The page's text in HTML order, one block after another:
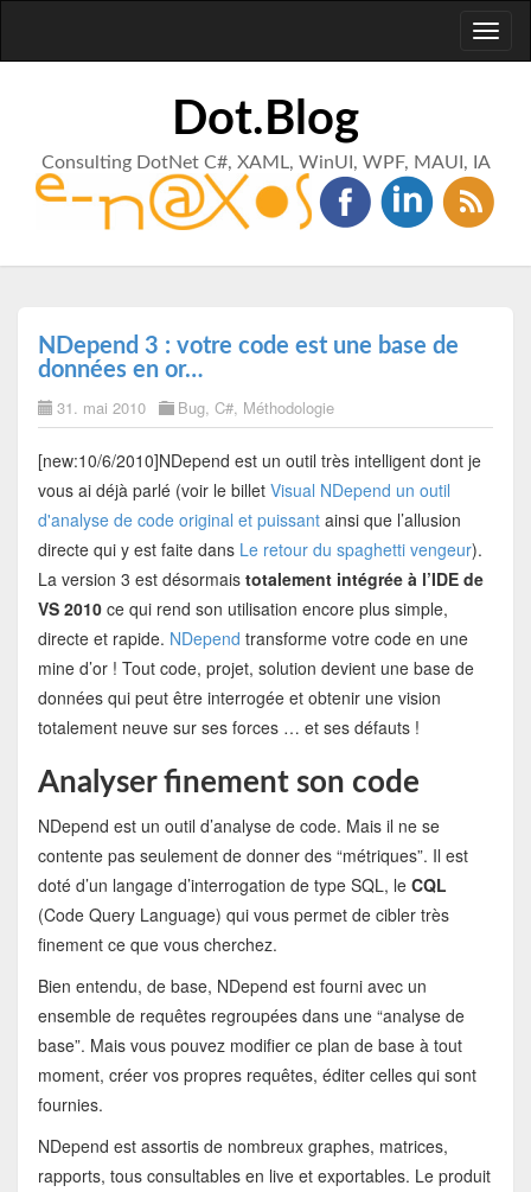
Dot.Blog
Consulting DotNet C#, XAML, WinUI, WPF, MAUI, IA
NDepend 3 : votre code est une base de
données en or…
31. mai 2010 Bug, C#, Méthodologie
[new:10/6/2010]NDepend est un outil très intelligent dont je
vous ai déjà parlé (voir le billet Visual NDepend un outil
d'analyse de code original et puissantainsi que l’allusion
directe qui y est faite dans Le retour du spaghetti vengeur).
La version 3 est désormaistotalement intégrée à l’IDE de
VS 2010ce qui rend son utilisation encore plus simple,
directe et rapide. NDepend transforme votre code en une
mine d’or ! Tout code, projet, solution devient une base de
données qui peut être interrogée et obtenir une vision
totalement neuve sur ses forces … et ses défauts !
Analyser finement son code
NDepend est un outil d’analyse de code. Mais il ne se
contente pas seulement de donner des “métriques”. Il est
doté d’un langage d’interrogation de type SQL, le CQL
(Code Query Language) qui vous permet de cibler très
finement ce que vous cherchez.
Bien entendu, de base, NDepend est fourni avec un
ensemble de requêtes regroupées dans une “analyse de
base”. Mais vous pouvez modifier ce plan de base à tout
moment, créer vos propres requêtes, éditer celles qui sont
fournies.
NDepend est assortis de nombreux graphes, matrices,
rapports, tous consultables en live et exportables. Le produit